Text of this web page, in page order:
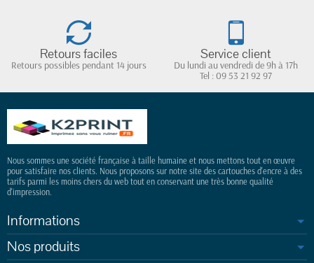
Retours faciles
Retours possibles pendant 14 jours
Service client
Du lundi au vendredi de 9h à 17h
Tel : 09 53 21 92 97
Nous sommes une société française à taille humaine et nous mettons tout en œuvre
pour satisfaire nos clients. Nous proposons sur notre site des cartouches d'encre à des
tarifs parmi les moins chers du web tout en conservant une très bonne qualité
d'impression.
Informations
Nos produits